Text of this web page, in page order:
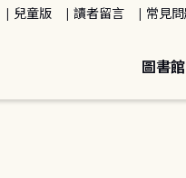
兒童版 讀者留言 常見
圖書